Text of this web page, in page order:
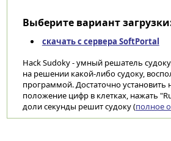
Выберите вариант
скачать с сервера SoftPortal
Hack Sudoky - умный решатель
на решении какой-либо судоку,
программой. Достаточно установить
положение цифр в клетках, нажать
доли секунды решит судоку (полное